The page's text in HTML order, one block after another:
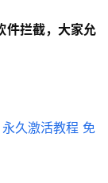
件拦截，大家允